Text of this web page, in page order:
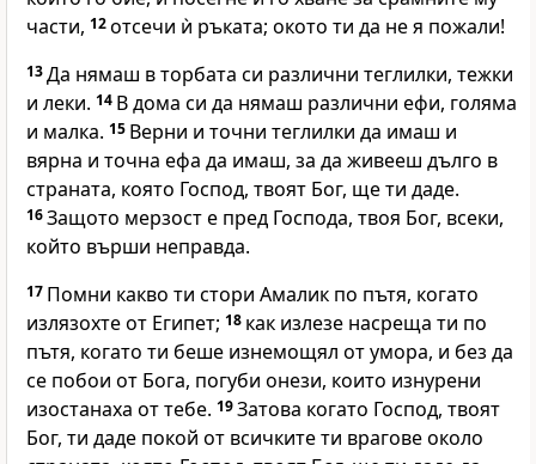
части, 12отсечи ѝ ръката; окото ти да не я пожали!
13Да нямаш в торбата си различни теглилки, тежки
и леки. 14 В дома си да нямаш различни ефи, голяма
и малка. 15 Верни и точни теглилки да имаш и
вярна и точна ефа да имаш, за да живееш дълго в
страната, която Господ, твоят Бог, ще ти даде.
16Защото мерзост е пред Господа, твоя Бог, всеки,
който върши неправда.
17 Помни какво ти стори Амалик по пътя, когато
излязохте от Египет; 18 как излезе насреща ти по
пътя, когато ти беше изнемощял от умора, и без да
се побои от Бога, погуби онези, които изнурени
изостанаха от тебе. 19Затова когато Господ, твоят
Бог, ти даде покой от всичките ти врагове около